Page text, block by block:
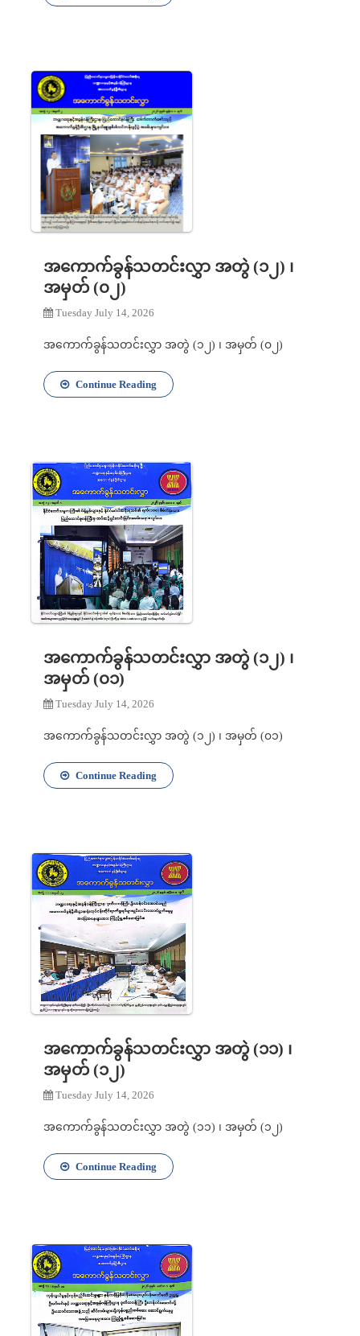
အကောက်ခွန်သတင်းလွှာ အတွဲ (၁၂) ၊
အမှတ် (၀၂)
Tuesday July 14, 2026
အကောက်ခွန်သတင်းလွှာ အတွဲ (၁၂) ၊ အမှတ် (၀၂)
Continue Reading
အကောက်ခွန်သတင်းလွှာ အတွဲ (၁၂) ၊
အမှတ် (၀၁)
Tuesday July 14, 2026
အကောက်ခွန်သတင်းလွှာ အတွဲ (၁၂) ၊ အမှတ် (၀၁)
Continue Reading
အကောက်ခွန်သတင်းလွှာ အတွဲ (၁၁) ၊
အမှတ် (၁၂)
Tuesday July 14, 2026
အကောက်ခွန်သတင်းလွှာ အတွဲ (၁၁) ၊ အမှတ် (၁၂)
Continue Reading